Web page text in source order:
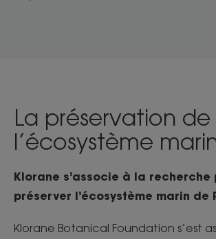
La préservation de
l’écosystème
Klorane s’associe à la recherche
préserver l’écosystème marin de
Klorane Botanical Foundation s’est